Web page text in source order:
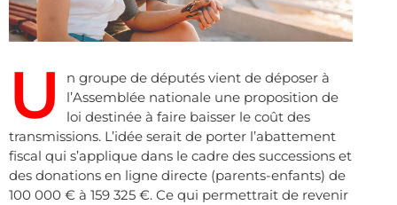
U
n groupe de députés vient de déposer à
l’Assemblée nationale une proposition de
loi destinée à faire baisser le coût des
transmissions. L’idée serait de porter l’abattement
fiscal qui s’applique dans le cadre des successions et
des donations en ligne directe (parents-enfants) de
100 000 € à 159 325 €. Ce qui permettrait de revenir